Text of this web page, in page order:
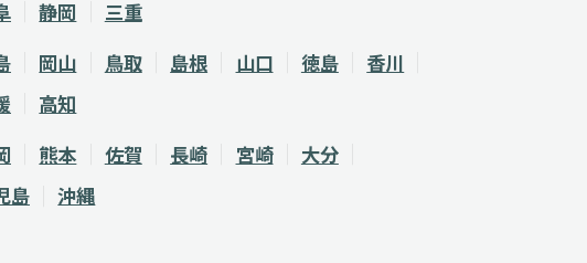
静岡 三重
岡山 鳥取 島根 山口 徳島
香川
高知
熊本 佐賀 長崎 宮崎
大分
島
沖縄